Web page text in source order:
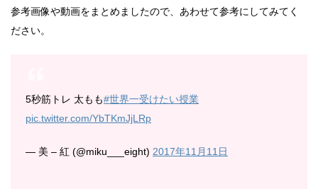
参考画像や動画をまとめましたので、あわせて参考にしてみてく
ださい。
5秒筋トレ 太もも#世界一受けたい授業
pic.twitter.com/YbTKmJjLRp
— 美 – 紅 (@miku___eight) 2017年11月11日